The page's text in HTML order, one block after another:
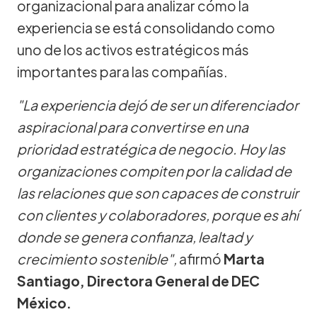
organizacional para analizar cómo la
experiencia se está consolidando como
uno de los activos estratégicos más
importantes para las compañías.
"La experiencia dejó de ser un diferenciador
aspiracional para convertirse en una
prioridad estratégica de negocio. Hoy las
organizaciones compiten por la calidad de
las relaciones que son capaces de construir
con clientes y colaboradores, porque es ahí
donde se genera confianza, lealtad y
crecimiento sostenible", afirmó Marta
Santiago, Directora General de DEC
México.